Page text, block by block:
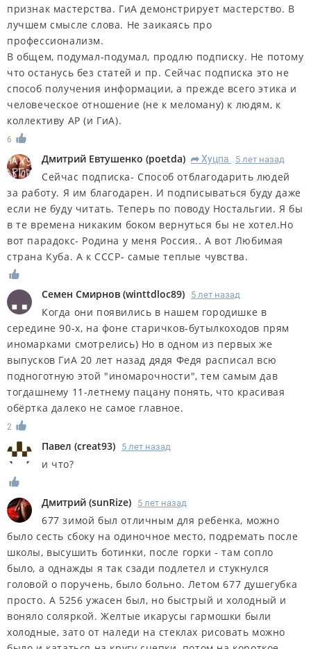
признак мастерства. ГиА демонстрирует мастерство. В
лучшем смысле слова. Не заикаясь про
профессионализм.
В общем, подумал-подумал, продлю подписку. Не потому
что останусь без статей и пр. Сейчас подписка это не
способ получения информации, а прежде всего этика и
человеческое отношение (не к меломану) к людям, к
коллективу АР (и ГиА).
6
Дмитрий Евтушенко (poetda) R Хуцпа 5 лет назад
Сейчас подписка- Способ отблагодарить людей
за работу. Я им благодарен. И подписываться буду даже
если не буду читать. Теперь по поводу Ностальгии. Я бы
в те времена никаким боком вернуться бы не хотел.Но
вот парадокс- Родина у меня Россия.. А вот Любимая
страна Куба. А к СССР- самые теплые чувства.
Семен Смирнов (winttdloc89) 5 лет назад
Когда они появились в нашем городишке в
середине 90-х, на фоне старичков-бутылкоходов прям
иномарками смотрелись) Но в одном из первых же
выпусков ГиА 20 лет назад дядя Федя расписал всю
подноготную этой "иномарочности", тем самым дав
тогдашнему 11-летнему пацану понять, что красивая
обёртка далеко не самое главное.
2
Павел (creat93) 5 лет назад
и что?
Дмитрий (sunRize) 5 лет назад
677 зимой был отличным для ребенка, можно
было сесть сбоку на одиночное место, подремать после
школы, высушить ботинки, после горки - там сопло
было, а однажды я так сзади подлетел и стукнулся
головой о поручень, было больно. Летом 677 душегубка
просто. А 5256 ужасен был, но быстрый и холодный и
воняло соляркой. Желтые икарусы гармошки были
холодные, зато от наледи на стеклах рисовать можно